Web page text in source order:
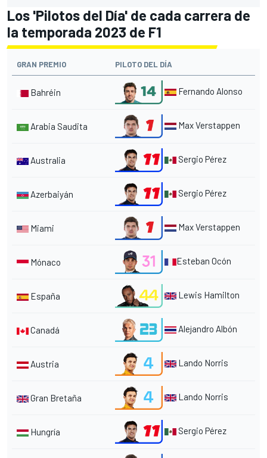
Los 'Pilotos del Día' de cada carrera de
la temporada 2023 de F1
GRAN PREMIO PILOTO DEL DÍA
Bahréin Fernando Alonso
Arabia Saudita Max Verstappen
Australia Sergio Pérez
Azerbaiyán Sergio Pérez
Miami Max Verstappen
Mónaco Esteban Ocón
España Lewis Hamilton
Canadá Alejandro Albón
Austria Lando Norris
Gran Bretaña Lando Norris
Hungría Sergio Pérez